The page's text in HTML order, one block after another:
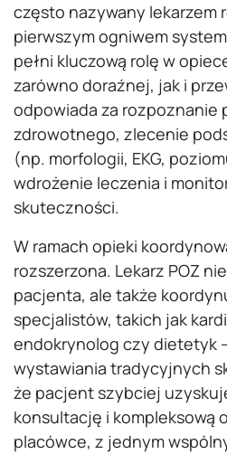
często nazywany lekarzem
pierwszym ogniwem
pełni kluczową rolę w
zarówno doraźnej, jak i
odpowiada za rozpoznanie
zdrowotnego, zlecenie
(np. morfologii, EKG,
wdrożenie leczenia i
skuteczności.
W ramach opieki
rozszerzona. Lekarz POZ
pacjenta, ale także
specjalistów, takich jak
endokrynolog czy dietetyk
wystawiania tradycyjnych
że pacjent szybciej
konsultację i kompleksową
placówce, z jednym